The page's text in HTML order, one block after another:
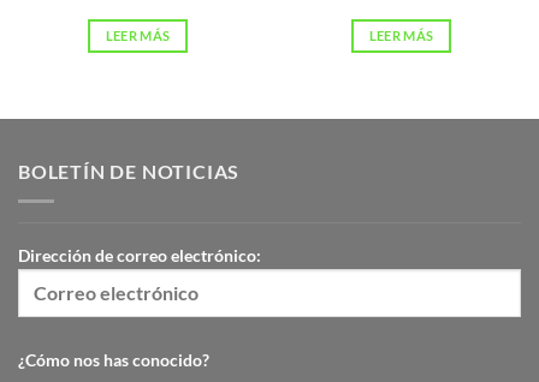
LEER MÁS LEER MÁS
BOLETÍN DE NOTICIAS
Dirección de correo electrónico:
¿Cómo nos has conocido?